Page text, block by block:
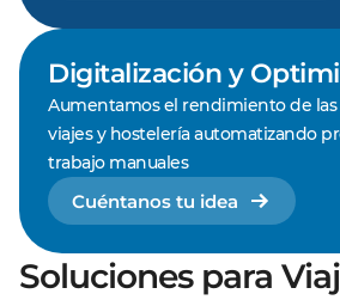
Digitalización y
Aumentamos el rendimiento de las
viajes y hostelería automatizando
trabajo manuales
Cuéntanos tu idea
Soluciones para